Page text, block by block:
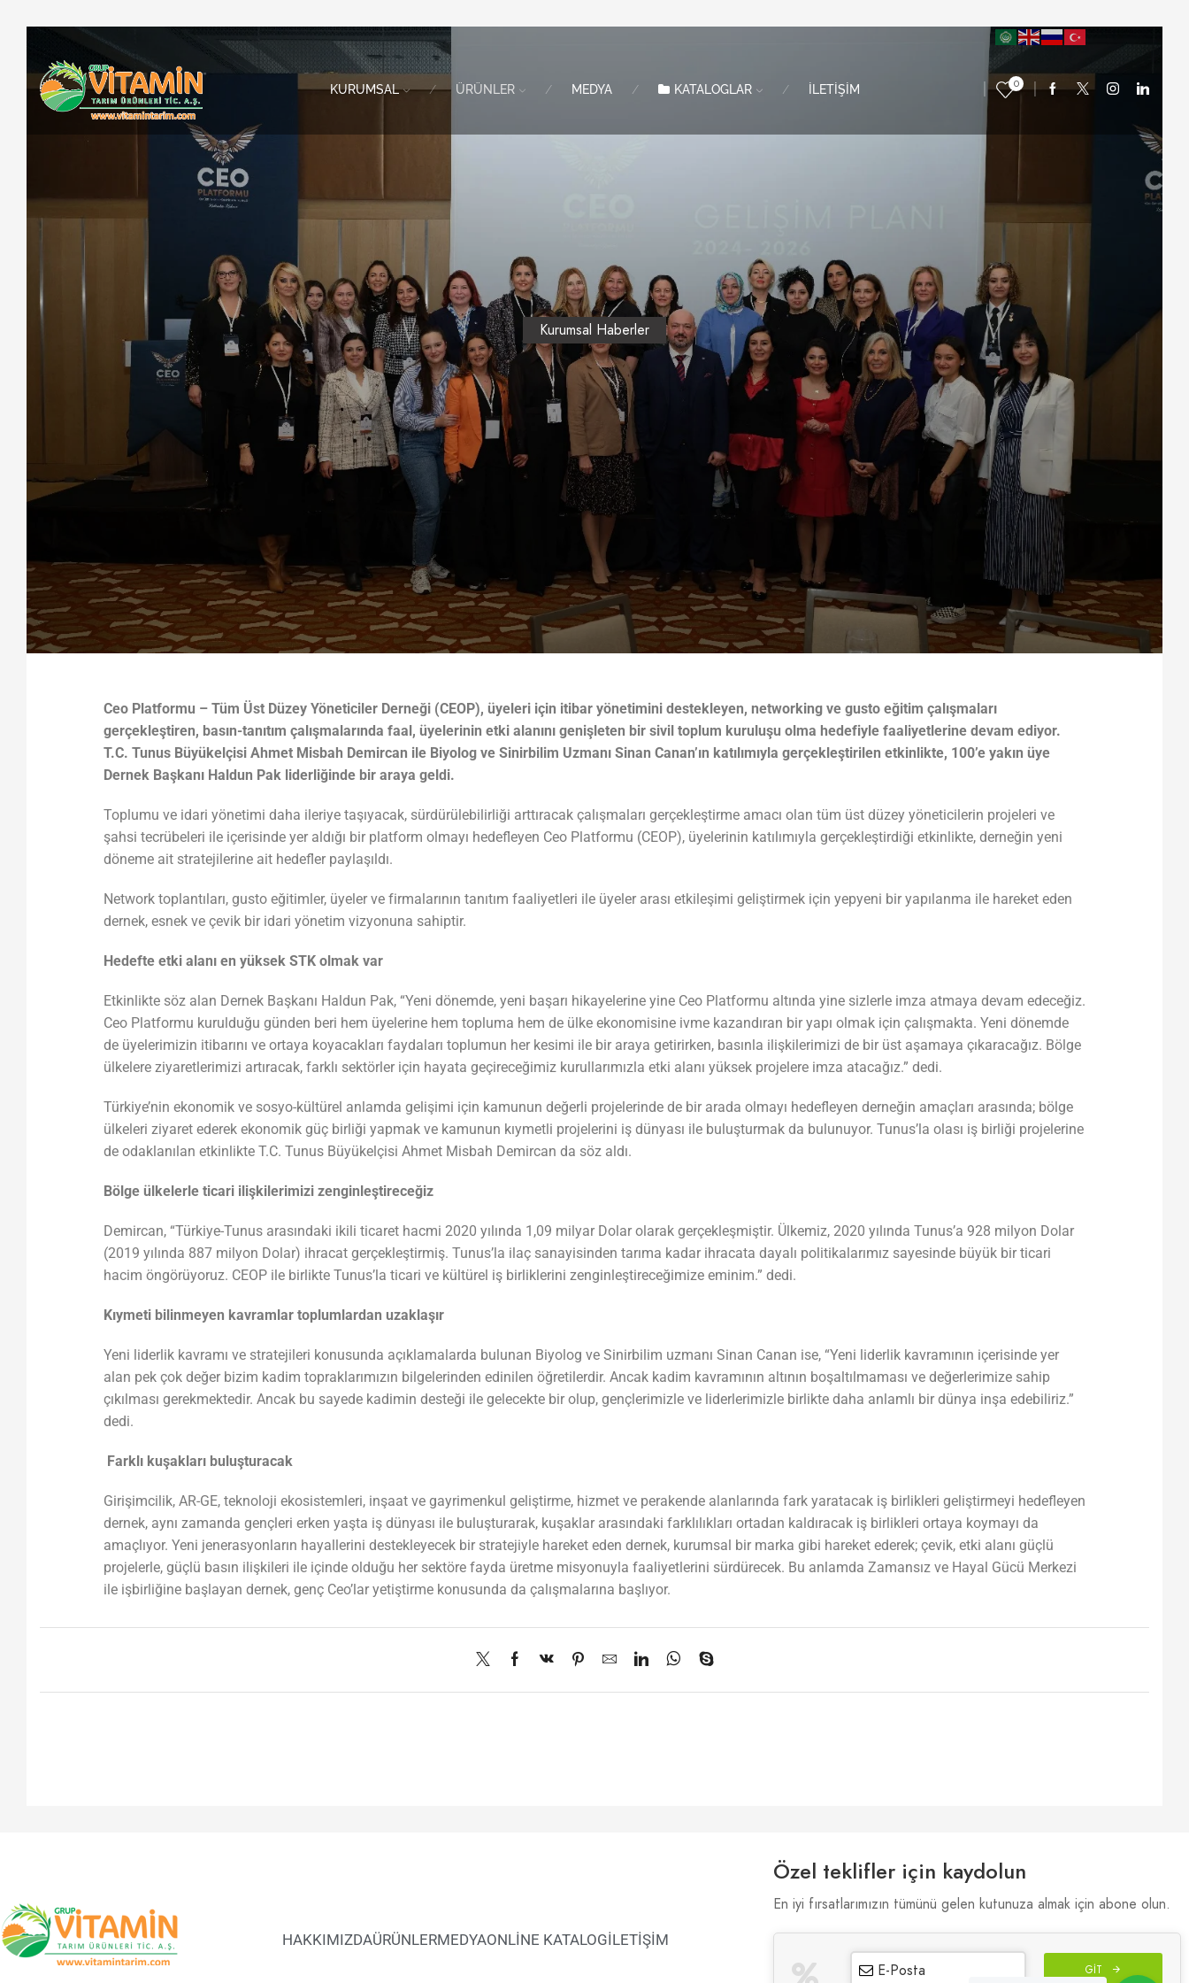
KURUMSAL ÜRÜNLER MEDYA KATALOGLAR İLETİŞİM 0
Kurumsal Haberler
Ceo Platformu – Tüm Üst Düzey Yöneticiler Derneği (CEOP), üyeleri için itibar yönetimini destekleyen, networking ve gusto eğitim çalışmaları
gerçekleştiren, basın-tanıtım çalışmalarında faal, üyelerinin etki alanını genişleten bir sivil toplum kuruluşu olma hedefiyle faaliyetlerine devam ediyor.
T.C. Tunus Büyükelçisi Ahmet Misbah Demircan ile Biyolog ve Sinirbilim Uzmanı Sinan Canan’ın katılımıyla gerçekleştirilen etkinlikte, 100’e yakın üye
Dernek Başkanı Haldun Pak liderliğinde bir araya geldi.
Toplumu ve idari yönetimi daha ileriye taşıyacak, sürdürülebilirliği arttıracak çalışmaları gerçekleştirme amacı olan tüm üst düzey yöneticilerin projeleri ve
şahsi tecrübeleri ile içerisinde yer aldığı bir platform olmayı hedefleyen Ceo Platformu (CEOP), üyelerinin katılımıyla gerçekleştirdiği etkinlikte, derneğin yeni
döneme ait stratejilerine ait hedefler paylaşıldı.
Network toplantıları, gusto eğitimler, üyeler ve firmalarının tanıtım faaliyetleri ile üyeler arası etkileşimi geliştirmek için yepyeni bir yapılanma ile hareket eden
dernek, esnek ve çevik bir idari yönetim vizyonuna sahiptir.
Hedefte etki alanı en yüksek STK olmak var
Etkinlikte söz alan Dernek Başkanı Haldun Pak, “Yeni dönemde, yeni başarı hikayelerine yine Ceo Platformu altında yine sizlerle imza atmaya devam edeceğiz.
Ceo Platformu kurulduğu günden beri hem üyelerine hem topluma hem de ülke ekonomisine ivme kazandıran bir yapı olmak için çalışmakta. Yeni dönemde
de üyelerimizin itibarını ve ortaya koyacakları faydaları toplumun her kesimi ile bir araya getirirken, basınla ilişkilerimizi de bir üst aşamaya çıkaracağız. Bölge
ülkelere ziyaretlerimizi artıracak, farklı sektörler için hayata geçireceğimiz kurullarımızla etki alanı yüksek projelere imza atacağız.” dedi.
Türkiye’nin ekonomik ve sosyo-kültürel anlamda gelişimi için kamunun değerli projelerinde de bir arada olmayı hedefleyen derneğin amaçları arasında; bölge
ülkeleri ziyaret ederek ekonomik güç birliği yapmak ve kamunun kıymetli projelerini iş dünyası ile buluşturmak da bulunuyor. Tunus’la olası iş birliği projelerine
de odaklanılan etkinlikte T.C. Tunus Büyükelçisi Ahmet Misbah Demircan da söz aldı.
Bölge ülkelerle ticari ilişkilerimizi zenginleştireceğiz
Demircan, “Türkiye-Tunus arasındaki ikili ticaret hacmi 2020 yılında 1,09 milyar Dolar olarak gerçekleşmiştir. Ülkemiz, 2020 yılında Tunus’a 928 milyon Dolar
(2019 yılında 887 milyon Dolar) ihracat gerçekleştirmiş. Tunus’la ilaç sanayisinden tarıma kadar ihracata dayalı politikalarımız sayesinde büyük bir ticari
hacim öngörüyoruz. CEOP ile birlikte Tunus’la ticari ve kültürel iş birliklerini zenginleştireceğimize eminim.” dedi.
Kıymeti bilinmeyen kavramlar toplumlardan uzaklaşır
Yeni liderlik kavramı ve stratejileri konusunda açıklamalarda bulunan Biyolog ve Sinirbilim uzmanı Sinan Canan ise, “Yeni liderlik kavramının içerisinde yer
alan pek çok değer bizim kadim topraklarımızın bilgelerinden edinilen öğretilerdir. Ancak kadim kavramının altının boşaltılmaması ve değerlerimize sahip
çıkılması gerekmektedir. Ancak bu sayede kadimin desteği ile gelecekte bir olup, gençlerimizle ve liderlerimizle birlikte daha anlamlı bir dünya inşa edebiliriz.”
dedi.
Farklı kuşakları buluşturacak
Girişimcilik, AR-GE, teknoloji ekosistemleri, inşaat ve gayrimenkul geliştirme, hizmet ve perakende alanlarında fark yaratacak iş birlikleri geliştirmeyi hedefleyen
dernek, aynı zamanda gençleri erken yaşta iş dünyası ile buluşturarak, kuşaklar arasındaki farklılıkları ortadan kaldıracak iş birlikleri ortaya koymayı da
amaçlıyor. Yeni jenerasyonların hayallerini destekleyecek bir stratejiyle hareket eden dernek, kurumsal bir marka gibi hareket ederek; çevik, etki alanı güçlü
projelerle, güçlü basın ilişkileri ile içinde olduğu her sektöre fayda üretme misyonuyla faaliyetlerini sürdürecek. Bu anlamda Zamansız ve Hayal Gücü Merkezi
ile işbirliğine başlayan dernek, genç Ceo’lar yetiştirme konusunda da çalışmalarına başlıyor.
HAKKIMIZDAÜRÜNLERMEDYAONLİNE KATALOGİLETİŞİM
Özel teklifler için kaydolun
En iyi fırsatlarımızın tümünü gelen kutunuza almak için abone olun.
E-Posta GIT